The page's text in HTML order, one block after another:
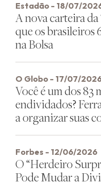
Estadão - 18/07/
A nova carteira da
que os brasileiros
na Bolsa
O Globo - 17/07/
Você é um dos 83
endividados?
a organizar suas
Forbes - 12/06/2026
O “Herdeiro
Pode Mudar a